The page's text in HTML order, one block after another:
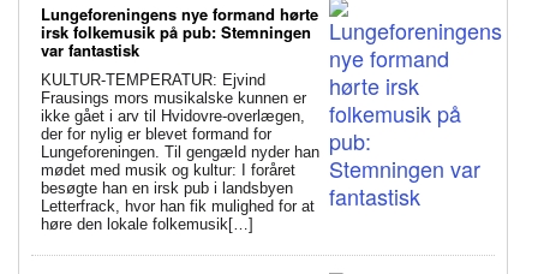
Lungeforeningens nye formand hørte
irsk folkemusik på pub: Stemningen
var fantastisk
KULTUR-TEMPERATUR: Ejvind
Frausings mors musikalske kunnen er
ikke gået i arv til Hvidovre-overlægen,
der for nylig er blevet formand for
Lungeforeningen. Til gengæld nyder han
mødet med musik og kultur: I foråret
besøgte han en irsk pub i landsbyen
Letterfrack, hvor han fik mulighed for at
høre den lokale folkemusik[…]